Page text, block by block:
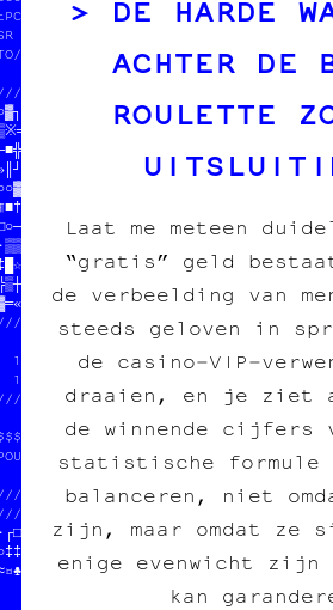
pour l'image imprimée 6////  tout
£  C   V                 V│┘///
Q/////////T///////F////////
//
♣‡♦█■░¤//
┌♠╚░♠»‡█●//
//┌└╔▓■≈●·╝//  TON
DONNE-NOUS  //
TON POGNON  //
STP MERCI   //
JEAN-CHAT
//
PAPIER ///
fanzine ///
charleroi
100% transwallon          ////
100% légal
////≡▓†│░//
// ////
DU POGNON
COPIE CARBONE ASBL  //
//  100%
100% légal
♣─//  mieux que sur
ACHTER DE
ROULETTE
Laat me meteen
“gratis” geld
de verbeelding van
steeds geloven in
de
draaien, en je ziet
de winnende cijfers
statistische formule
balanceren, niet
zijn, maar omdat ze
enige evenwicht zijn
kan